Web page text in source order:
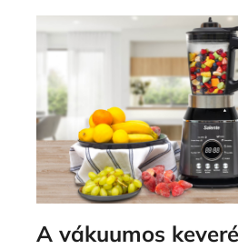
A vákuumos